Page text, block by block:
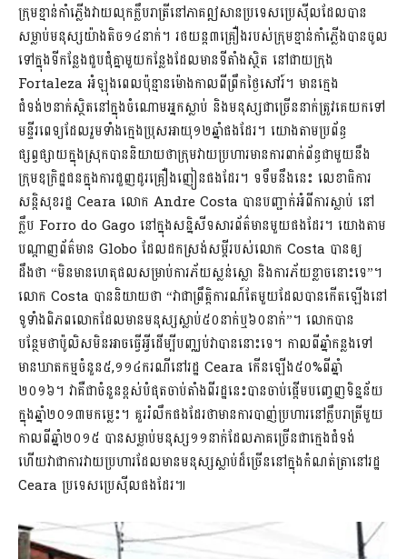
ក្រុមខ្មាន់កាំភ្លើងវាយលុកក្លឹបរាត្រីនៅភាគឦសានប្រទេសប្រេស៊ីលដែលបាន
សម្លាប់មនុស្សយ៉ាងតិច១៤នាក់។ រថយន្ត៣គ្រឿងរបស់ក្រុមខ្មាន់កាំភ្លើងបានចូល
ទៅក្នុងទីកន្លែងជួបជុំគ្នាមួយកន្លែងដែលមានទីតាំងស្ថិត នៅជាយក្រុង
Fortaleza អំឡុងពេលប៉ុន្មានម៉ោងកាលពីព្រឹកថ្ងៃសៅរ៍។ មានក្មេង
ជំទង់២នាក់ស្ថិតនៅក្នុងចំណោមអ្នកស្លាប់ និងមនុស្សជាច្រើននាក់ត្រូវគេយកទៅ
មន្ទីរពេទ្យដែលរួមទាំងក្មេងប្រុសអាយុ១២ឆ្នាំផងដែរ។ យោងតាមប្រព័ន្ធ
ផ្សព្វផ្សាយក្នុងស្រុកបាននិយាយថាក្រុមវាយប្រហារមានការពាក់ព័ន្ធជាមួយនឹង
ក្រុមឧក្រិដ្ឋជនក្នុងការជួញដូរគ្រឿងញៀនផងដែរ។ ទទឹមនឹងនេះ លេខាធិការ
សន្តិសុខរដ្ឋ Ceara លោក Andre Costa បានបញ្ជាក់អំពីការស្លាប់ នៅ
ក្លឹប Forro do Gago នៅក្នុងសន្និសីទសារព័ត៌មានមួយផងដែរ។ យោងតាម
បណ្តាញព័ត៌មាន Globo ដែលដកស្រង់សម្តីរបស់លោក Costa បានឲ្យ
ដឹងថា “មិន​មាន​ហេតុផល​សម្រាប់ការភ័យស្លន់ស្លោ និងការភ័យខ្លាចនោះទេ”។
លោក Costa ​បាន​និយាយ​ថា “វាជាព្រឹត្តិការណ៍តែមួយដែលបានកើតឡើងនៅ
ទូទាំងពិភពលោកដែលមានមនុស្សស្លាប់៥០នាក់ឬ៦០នាក់”។ លោកបាន
បន្ថែមថាប៉ូលិសមិនអាចធ្វើអ្វីដើម្បីបញ្ឈប់វាបាននោះទេ។ កាលពីឆ្នាំកន្លងទៅ
មានឃាតកម្មចំនួន៥,១១៤ករណីនៅរដ្ឋ Ceara កើនឡើង៥០%ពីឆ្នាំ
២០១៦។ វាគឺជាចំនួនខ្ពស់បំផុតចាប់តាំងពីរដ្ឋនេះបានចាប់ផ្តើមបញ្ចេញទិន្នន័យ
ក្នុងឆ្នាំ២០១៣មកម្លេះ។ គួររំលឹកផងដែរថាមានការបាញ់ប្រហារនៅក្លឹបរាត្រីមួយ
កាលពីឆ្នាំ២០១៥ បានសម្លាប់មនុស្ស១១នាក់ដែលភាគច្រើនជាក្មេងជំទង់
ហើយវាជាការវាយប្រហារដែលមានមនុស្សស្លាប់ដ៏ច្រើននៅក្នុងកំណត់ត្រានៅរដ្ឋ
Ceara ប្រទេសប្រេស៊ីលផងដែរ៕